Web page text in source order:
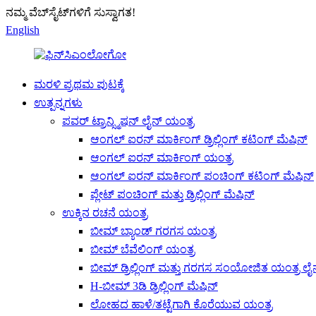
ನಮ್ಮ ವೆಬ್‌ಸೈಟ್‌ಗಳಿಗೆ ಸುಸ್ವಾಗತ!
English
ಮರಳಿ ಪ್ರಥಮ ಪುಟಕ್ಕೆ
ಉತ್ಪನ್ನಗಳು
ಪವರ್ ಟ್ರಾನ್ಸ್ಮಿಷನ್ ಲೈನ್ ಯಂತ್ರ
ಆಂಗಲ್ ಐರನ್ ಮಾರ್ಕಿಂಗ್ ಡ್ರಿಲ್ಲಿಂಗ್ ಕಟಿಂಗ್ ಮೆಷಿನ್
ಆಂಗಲ್ ಐರನ್ ಮಾರ್ಕಿಂಗ್ ಯಂತ್ರ
ಆಂಗಲ್ ಐರನ್ ಮಾರ್ಕಿಂಗ್ ಪಂಚಿಂಗ್ ಕಟಿಂಗ್ ಮೆಷಿನ್
ಪ್ಲೇಟ್ ಪಂಚಿಂಗ್ ಮತ್ತು ಡ್ರಿಲ್ಲಿಂಗ್ ಮೆಷಿನ್
ಉಕ್ಕಿನ ರಚನೆ ಯಂತ್ರ
ಬೀಮ್ ಬ್ಯಾಂಡ್ ಗರಗಸ ಯಂತ್ರ
ಬೀಮ್ ಬೆವೆಲಿಂಗ್ ಯಂತ್ರ
ಬೀಮ್ ಡ್ರಿಲ್ಲಿಂಗ್ ಮತ್ತು ಗರಗಸ ಸಂಯೋಜಿತ ಯಂತ್ರ
H-ಬೀಮ್ 3ಡಿ ಡ್ರಿಲ್ಲಿಂಗ್ ಮೆಷಿನ್
ಲೋಹದ ಹಾಳೆ/ತಟ್ಟೆಗಾಗಿ ಕೊರೆಯುವ ಯಂತ್ರ